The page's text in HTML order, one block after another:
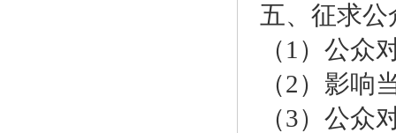
五、征求
（1）公众
（2）影响
（3）公众